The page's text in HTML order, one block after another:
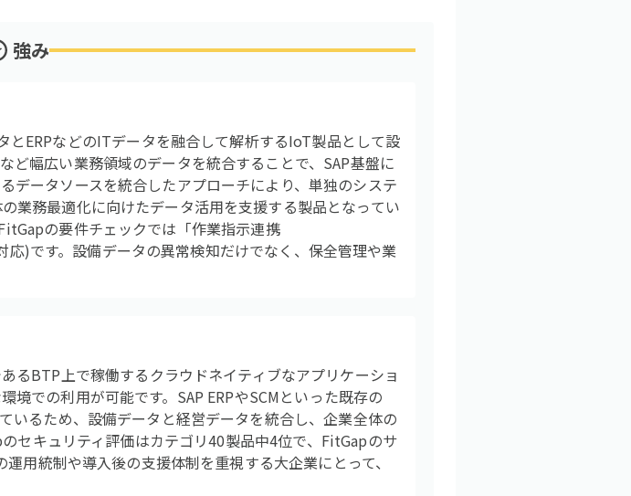
強み
ERPなどのITデータを融合して解析するIoT製品として設
ど幅広い業務領域のデータを統合することで、SAP基盤に
データソースを統合したアプローチにより、単独のシステ
業務最適化に向けたデータ活用を支援する製品となってい
の要件チェックでは「作業指示連携
)です。設備データの異常検知だけでなく、保全管理や業
るBTP上で稼働するクラウドネイティブなアプリケーショ
での利用が可能です。SAP ERPやSCMといった既存の
いるため、設備データと経営データを統合し、企業全体の
セキュリティ評価はカテゴリ40製品中4位で、FitGapのサ
用統制や導入後の支援体制を重視する大企業にとって、